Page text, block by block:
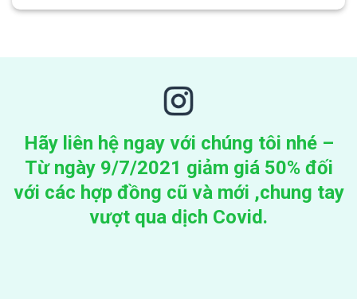
Hãy liên hệ ngay với chúng tôi nhé –
Từ ngày 9/7/2021 giảm giá 50% đối
với các hợp đồng cũ và mới ,chung tay
vượt qua dịch Covid.